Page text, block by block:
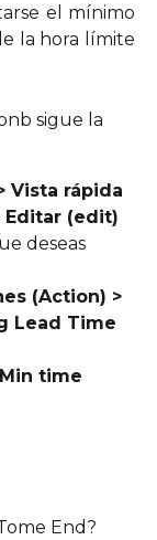
el mínimo
la hora límite
sigue la
Vista rápida
Editar (edit)
deseas
(Action) >
Lead Time
Min time
End?